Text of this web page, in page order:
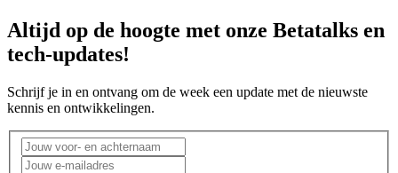
Altijd op de hoogte met onze Betatalks en
tech-updates!
Schrijf je in en ontvang om de week een update met de nieuwste
kennis en ontwikkelingen.